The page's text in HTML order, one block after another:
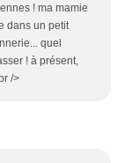
! ma mamie
dans un petit
quel
! à présent,
/>